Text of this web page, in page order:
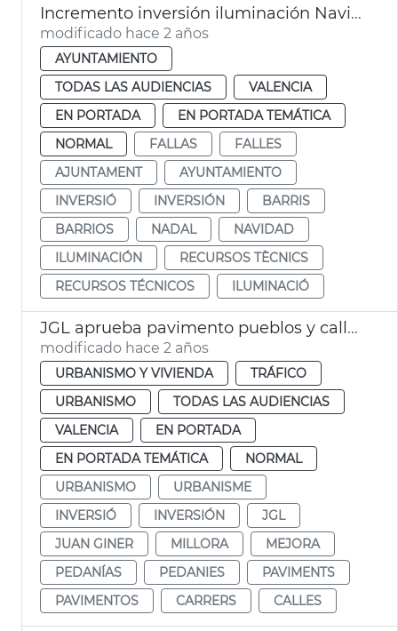
Incremento inversión iluminación Navidad, Fallas y barrios
modificado hace 2 años
AYUNTAMIENTO
TODAS LAS AUDIENCIAS
VALENCIA
EN PORTADA
EN PORTADA TEMÁTICA
NORMAL
FALLAS
FALLES
AJUNTAMENT
AYUNTAMIENTO
INVERSIÓ
INVERSIÓN
BARRIS
BARRIOS
NADAL
NAVIDAD
ILUMINACIÓN
RECURSOS TÈCNICS
RECURSOS TÉCNICOS
ILUMINACIÓ
JGL aprueba pavimento pueblos y calles València
modificado hace 2 años
URBANISMO Y VIVIENDA
TRÁFICO
URBANISMO
TODAS LAS AUDIENCIAS
VALENCIA
EN PORTADA
EN PORTADA TEMÁTICA
NORMAL
URBANISMO
URBANISME
INVERSIÓ
INVERSIÓN
JGL
JUAN GINER
MILLORA
MEJORA
PEDANÍAS
PEDANIES
PAVIMENTS
PAVIMENTOS
CARRERS CALLES